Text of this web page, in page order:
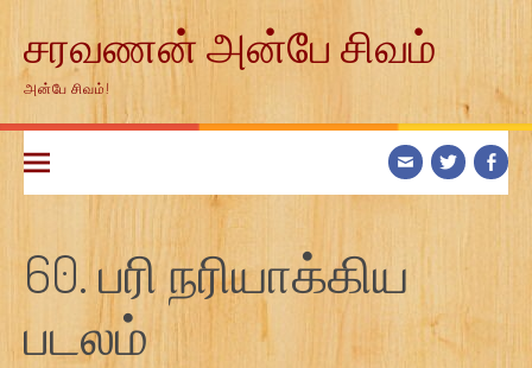
contentசரவணன் அன்பே சிவம்
அன்பே சிவம்!
60. பரி நரியாக்கிய
படலம்